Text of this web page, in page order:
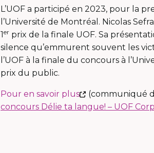
new
a
new
window
L’UOF a participé en 2023, pour la
l’Université de Montréal. Nicolas
1er prix de la finale UOF. Sa
silence qu’emmurent souvent les
l’UOF à la finale du concours à
prix du public.
Pour en savoir plus
This
link
(communiqué
concours Délie ta langue! – UOF